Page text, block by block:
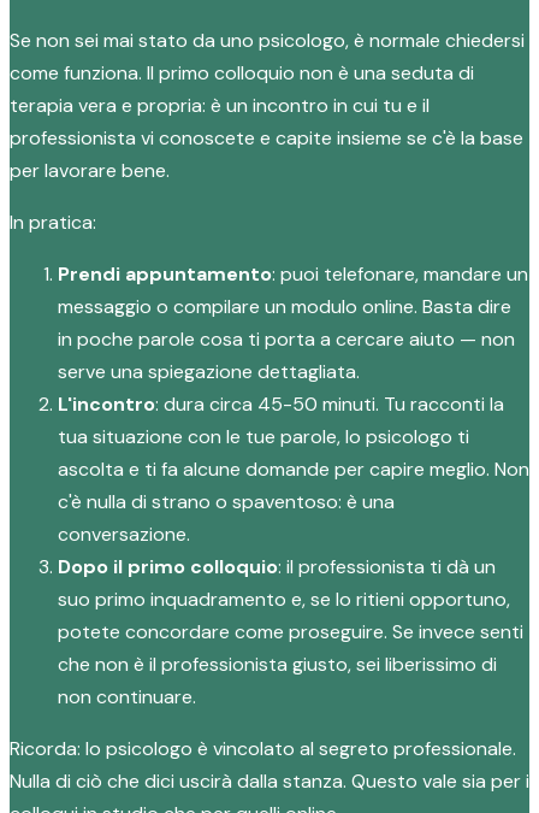
Se non sei mai stato da uno psicologo, è normale chiedersi
come funziona. Il primo colloquio non è una seduta di
terapia vera e propria: è un incontro in cui tu e il
professionista vi conoscete e capite insieme se c'è la base
per lavorare bene.
In pratica:
Prendi appuntamento: puoi telefonare, mandare un
messaggio o compilare un modulo online. Basta dire
in poche parole cosa ti porta a cercare aiuto — non
serve una spiegazione dettagliata.
L'incontro: dura circa 45-50 minuti. Tu racconti la
tua situazione con le tue parole, lo psicologo ti
ascolta e ti fa alcune domande per capire meglio. Non
c'è nulla di strano o spaventoso: è una
conversazione.
Dopo il primo colloquio: il professionista ti dà un
suo primo inquadramento e, se lo ritieni opportuno,
potete concordare come proseguire. Se invece senti
che non è il professionista giusto, sei liberissimo di
non continuare.
Ricorda: lo psicologo è vincolato al segreto professionale.
Nulla di ciò che dici uscirà dalla stanza. Questo vale sia per i